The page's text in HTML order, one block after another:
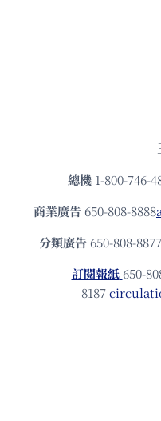
總機 1-800-746-
商業廣告 650-808-8888
分類廣告 650-808-8877
訂閱報紙 650-
8187